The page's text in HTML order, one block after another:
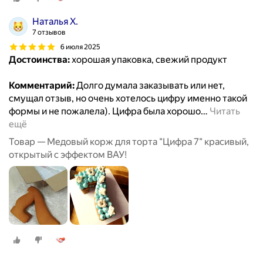
Наталья Х.
7 отзывов
6 июля 2025
Достоинства:хорошая упаковка, свежий продукт
Комментарий:Долго думала заказывать или нет,
смущал отзыв, но очень хотелось цифру именно такой
формы и не пожалела). Цифра была хорошо… Читать
ещё
Товар — Медовый корж для торта "Цифра 7" красивый,
открытый с эффектом ВАУ!